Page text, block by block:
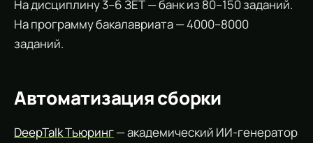
На дисциплину 3–6 ЗЕТ — банк из 80–150 заданий.
На программу бакалавриата — 4000–8000
заданий.
Автоматизация сборки
DeepTalk Тьюринг— академический ИИ-генератор